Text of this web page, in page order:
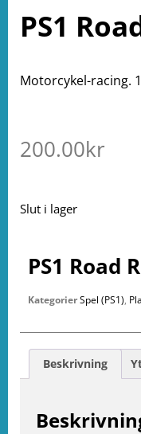
PS1
Motorcykel-racing.
200.00kr
Slut i lager
PS1 Road
KategorierSpel (PS1),
Beskrivning